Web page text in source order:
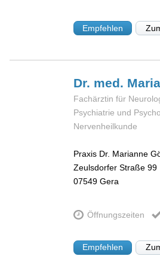
Empfehlen
Dr. med.
Fachärztin für
Psychiatrie und
Nervenheilkunde
Praxis Dr. Marianne
Zeulsdorfer Straße 99
07549 Gera
Öffnungszeiten
Empfehlen